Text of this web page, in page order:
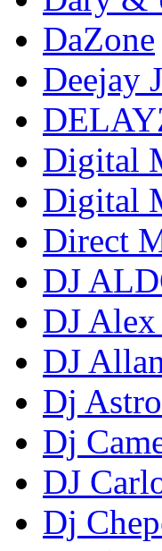
DaZone
Deejay
Digital
Digital
Direct
DJ
DJ Alex
DJ
Dj
Dj
DJ
Dj